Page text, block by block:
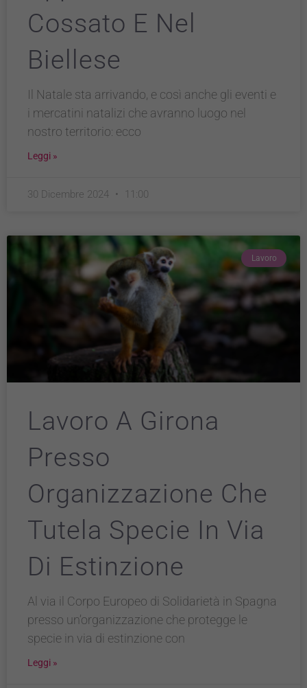
Cossato E Nel
Biellese
Il Natale sta arrivando, e così anche gli eventi e
i mercatini natalizi che avranno luogo nel
nostro territorio: ecco
Leggi »
30 Dicembre 2024 11:00
Lavoro
Lavoro A Girona
Presso
Organizzazione Che
Tutela Specie In Via
Di Estinzione
Al via il Corpo Europeo di Solidarietà in Spagna
presso un’organizzazione che protegge le
specie in via di estinzione con
Leggi »